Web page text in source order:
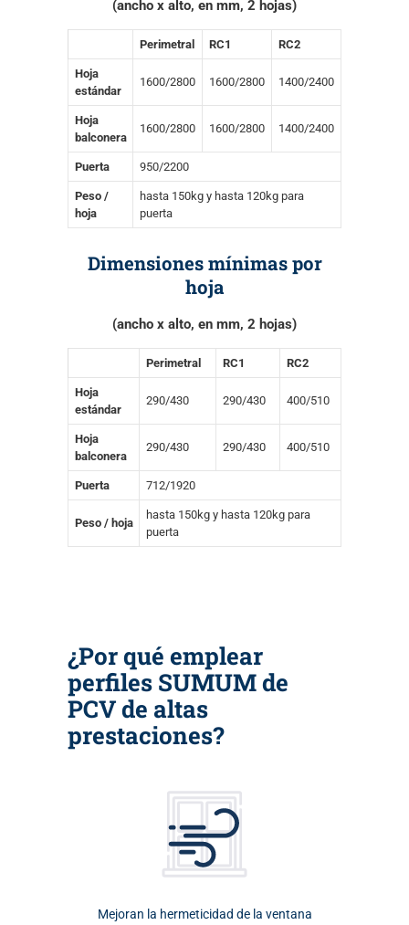
(ancho x alto, en mm, 2 hojas)
Perimetral RC1 RC2
Hoja
estándar
1600/2800 1600/2800 1400/2400
Hoja
balconera
1600/2800 1600/2800 1400/2400
Puerta 950/2200
Peso /
hoja
hasta 150kg y hasta 120kg para
puerta
Dimensiones mínimas por
hoja
(ancho x alto, en mm, 2 hojas)
Perimetral RC1 RC2
Hoja
estándar
290/430 290/430 400/510
Hoja
balconera
290/430 290/430 400/510
Puerta 712/1920
Peso / hoja
hasta 150kg y hasta 120kg para
puerta
¿Por qué emplear
perfiles SUMUM de
PCV de altas
prestaciones?
Mejoran la hermeticidad de la ventana